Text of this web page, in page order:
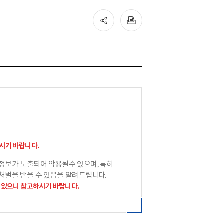
기 바랍니다.
가 노출되어 악용될수 있으며, 특히
벌을 받을 수 있음을 알려드립니다.
으니 참고하시기 바랍니다.